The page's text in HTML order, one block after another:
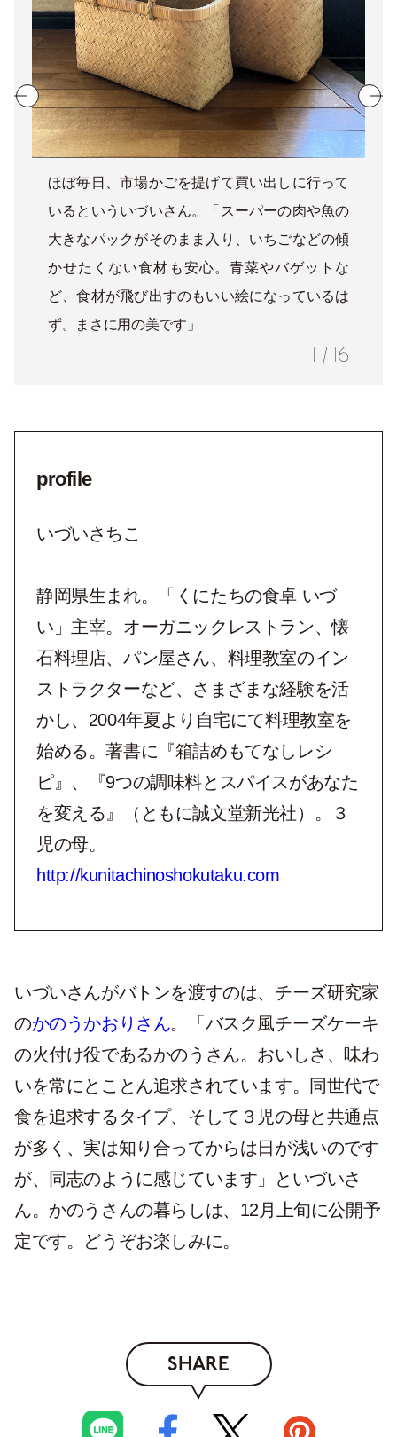
ほぼ毎日、市場かごを提げて買い出しに行って
いるといういづいさん。「スーパーの肉や魚の
大きなパックがそのまま入り、いちごなどの傾
かせたくない食材も安心。青菜やバゲットな
ど、食材が飛び出すのもいい絵になっているは
ず。まさに用の美です」
1 / 16
profile
いづいさちこ
静岡県生まれ。「くにたちの食卓 いづ
い」主宰。オーガニックレストラン、懐
石料理店、パン屋さん、料理教室のイン
ストラクターなど、さまざまな経験を活
かし、2004年夏より自宅にて料理教室を
始める。著書に『箱詰めもてなしレシ
ピ』、『9つの調味料とスパイスがあなた
を変える』（ともに誠文堂新光社）。３
児の母。
http://kunitachinoshokutaku.com
いづいさんがバトンを渡すのは、チーズ研究家
のかのうかおりさん。「バスク風チーズケーキ
の火付け役であるかのうさん。おいしさ、味わ
いを常にとことん追求されています。同世代で
食を追求するタイプ、そして３児の母と共通点
が多く、実は知り合ってからは日が浅いのです
が、同志のように感じています」といづいさ
ん。かのうさんの暮らしは、12月上旬に公開予
定です。どうぞお楽しみに。
SHARE